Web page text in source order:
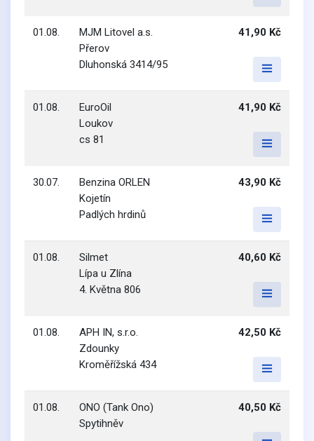
01.08.
MJM Litovel a.s.
Přerov
Dluhonská 3414/95
41,90 Kč
01.08.
EuroOil
Loukov
cs 81
41,90 Kč
30.07.
Benzina ORLEN
Kojetín
Padlých hrdinů
43,90 Kč
01.08.
Silmet
Lípa u Zlína
4. Května 806
40,60 Kč
01.08.
APH IN, s.r.o.
Zdounky
Kroměřížská 434
42,50 Kč
01.08.
ONO (Tank Ono)
Spytihněv
40,50 Kč